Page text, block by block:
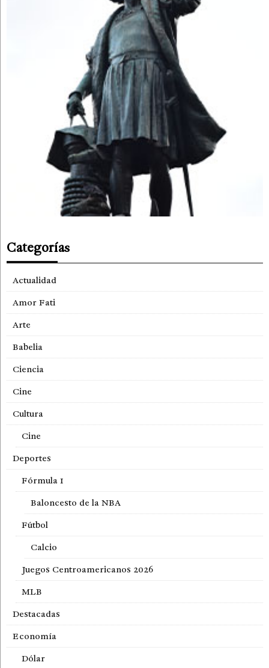
Categorías
Actualidad
Amor Fati
Arte
Babelia
Ciencia
Cine
Cultura
Cine
Deportes
Fórmula 1
Baloncesto de la NBA
Fútbol
Calcio
Juegos Centroamericanos 2026
MLB
Destacadas
Economía
Dólar